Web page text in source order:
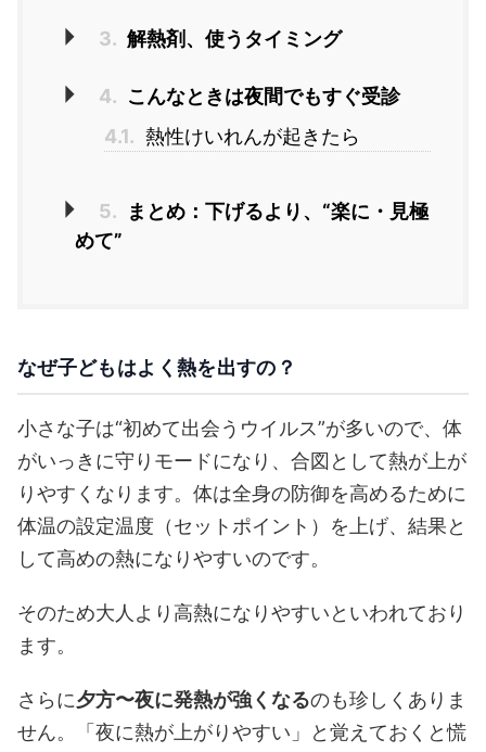
3. 解熱剤、使うタイミング
4. こんなときは夜間でもすぐ受診
4.1. 熱性けいれんが起きたら
5.
まとめ：下げるより、“楽に・見極
めて”
なぜ子どもはよく熱を出すの？
小さな子は“初めて出会うウイルス”が多いので、体
がいっきに守りモードになり、合図として熱が上が
りやすくなります。体は全身の防御を高めるために
体温の設定温度（セットポイント）を上げ、結果と
して高めの熱になりやすいのです。
そのため大人より高熱になりやすいといわれており
ます。
さらに夕方〜夜に発熱が強くなるのも珍しくありま
せん。「夜に熱が上がりやすい」と覚えておくと慌